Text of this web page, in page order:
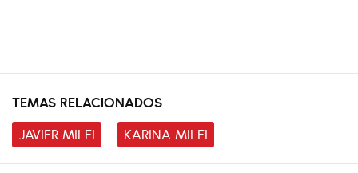
TEMAS RELACIONADOS
JAVIER MILEI
KARINA MILEI